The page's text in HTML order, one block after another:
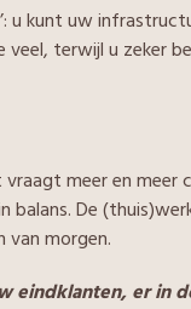
u kunt uw
terwijl u zeker
meer en
balans. De
van morgen.
eindklanten, er in